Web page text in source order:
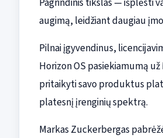
augimą, leidžiant daugiau
Pilnai įgyvendinus,
Horizon OS pasiekiamumą
pritaikyti savo produktus
platesnį įrenginių spektrą.
Markas Zuckerbergas